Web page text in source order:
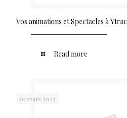
Vos animations et Spectacles à Ytrac
Read more
20 mars 2023